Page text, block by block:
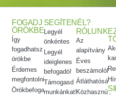
FOGADJ
ÖRÖKBE
Így
fogadhatsz
örökbe
Érdemes
megfontolni
Örökbefogadói
SEGÍTENÉL?
Legyél
önkéntes
Legyél
ideiglenes
befogadó!
Támogasd
munkánkat!
RÓLUNK
Az
alapítvány
Éves
beszámolók
Átláthatóság